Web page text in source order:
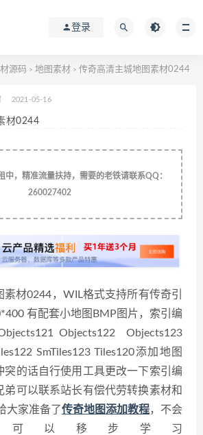
登录
源码 > 地图素材 > 传奇高清主城地图素材0244
2021-05-16
材0244
中，精准流量扶持，需要的老铁请联系QQ：
260027402
材0244，WIL格式支持所有传奇引
有配套小地图BMP图片， 索引编
Objects122 Objects123
SmTiles123 Tiles120添加地图
突的话自行使用工具更改一下索引编
弟可以联系站长有偿代劳转换素材和
大家准备了传奇地图添加教程，不会
可以移步学习